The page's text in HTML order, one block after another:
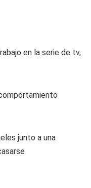
en la serie de tv,
junto a una